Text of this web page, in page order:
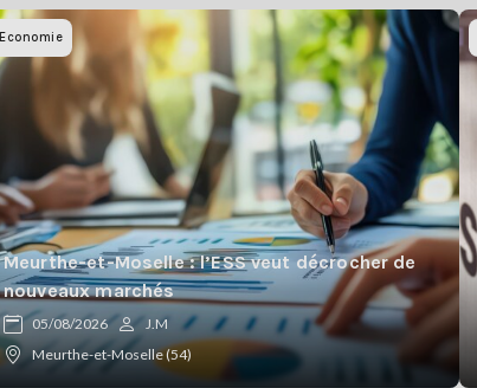
Economie
Meurthe-et-Moselle : l’ESS veut décrocher de
nouveaux marchés
05/08/2026
J.M
Meurthe-et-Moselle (54)